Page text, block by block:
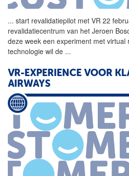
... start revalidatiepilot met VR 22
revalidatiecentrum van het Jeroen
deze week een experiment met virtual
technologie wil de ...
VR-EXPERIENCE VOOR
AIRWAYS